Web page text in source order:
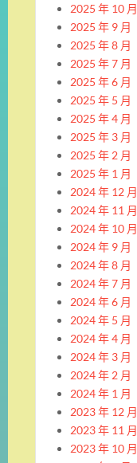
2025 年 10 月
2025 年 9 月
2025 年 8 月
2025 年 7 月
2025 年 6 月
2025 年 5 月
2025 年 4 月
2025 年 3 月
2025 年 2 月
2025 年 1 月
2024 年 12 月
2024 年 11 月
2024 年 10 月
2024 年 9 月
2024 年 8 月
2024 年 7 月
2024 年 6 月
2024 年 5 月
2024 年 4 月
2024 年 3 月
2024 年 2 月
2024 年 1 月
2023 年 12 月
2023 年 11 月
2023 年 10 月